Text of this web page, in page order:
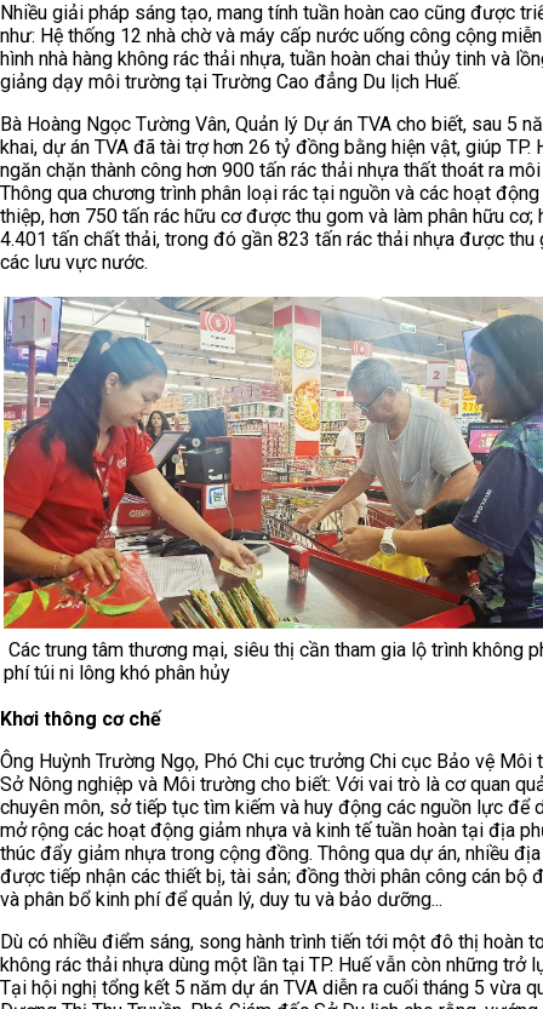
Nhiều giải pháp sáng tạo, mang tính tuần hoàn cao cũng được
như: Hệ thống 12 nhà chờ và máy cấp nước uống công cộng
hình nhà hàng không rác thải nhựa, tuần hoàn chai thủy tinh và
giảng dạy môi trường tại Trường Cao đẳng Du lịch Huế.
Bà Hoàng Ngọc Tường Vân, Quản lý Dự án TVA cho biết, sau 5
khai, dự án TVA đã tài trợ hơn 26 tỷ đồng bằng hiện vật, giúp TP.
ngăn chặn thành công hơn 900 tấn rác thải nhựa thất thoát ra
Thông qua chương trình phân loại rác tại nguồn và các hoạt động
thiệp, hơn 750 tấn rác hữu cơ được thu gom và làm phân hữu cơ;
4.401 tấn chất thải, trong đó gần 823 tấn rác thải nhựa được thu
các lưu vực nước.
Các trung tâm thương mại, siêu thị cần tham gia lộ trình không
phí túi ni lông khó phân hủy
Khơi thông cơ chế
Ông Huỳnh Trường Ngọ, Phó Chi cục trưởng Chi cục Bảo vệ Môi
Sở Nông nghiệp và Môi trường cho biết: Với vai trò là cơ quan
chuyên môn, sở tiếp tục tìm kiếm và huy động các nguồn lực để
mở rộng các hoạt động giảm nhựa và kinh tế tuần hoàn tại địa
thúc đẩy giảm nhựa trong cộng đồng. Thông qua dự án, nhiều
được tiếp nhận các thiết bị, tài sản; đồng thời phân công cán bộ
và phân bổ kinh phí để quản lý, duy tu và bảo dưỡng...
Dù có nhiều điểm sáng, song hành trình tiến tới một đô thị hoàn
không rác thải nhựa dùng một lần tại TP. Huế vẫn còn những trở
Tại hội nghị tổng kết 5 năm dự án TVA diễn ra cuối tháng 5 vừa